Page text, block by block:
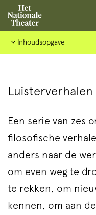
Inhoudsopgave
Luisterverhalen
Een serie van zes
filosofische
anders naar de
om even weg te
te rekken, om
kennen, om aan